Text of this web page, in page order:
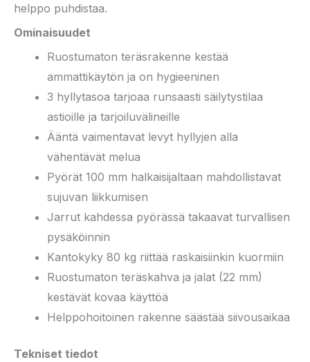
helppo puhdistaa.
Ominaisuudet
Ruostumaton teräsrakenne kestää
ammattikäytön ja on hygieeninen
3 hyllytasoa tarjoaa runsaasti säilytystilaa
astioille ja tarjoiluvälineille
Ääntä vaimentavat levyt hyllyjen alla
vähentävät melua
Pyörät 100 mm halkaisijaltaan mahdollistavat
sujuvan liikkumisen
Jarrut kahdessa pyörässä takaavat turvallisen
pysäköinnin
Kantokyky 80 kg riittää raskaisiinkin kuormiin
Ruostumaton teräskahva ja jalat (22 mm)
kestävät kovaa käyttöä
Helppohoitoinen rakenne säästää siivousaikaa
Tekniset tiedot